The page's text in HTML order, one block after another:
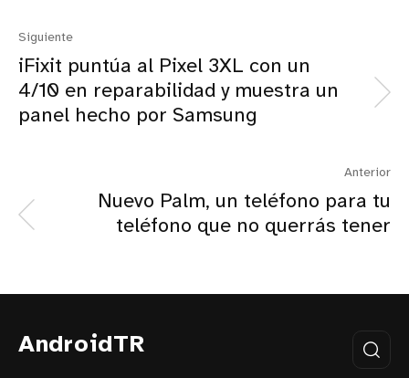
Siguiente
iFixit puntúa al Pixel 3XL con un
4/10 en reparabilidad y muestra un
panel hecho por Samsung
Anterior
Nuevo Palm, un teléfono para tu
teléfono que no querrás tener
AndroidTR